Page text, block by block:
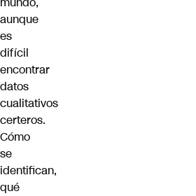
aunque
es
difícil
encontrar
datos
cualitativos
certeros.
Cómo
se
identifican,
qué